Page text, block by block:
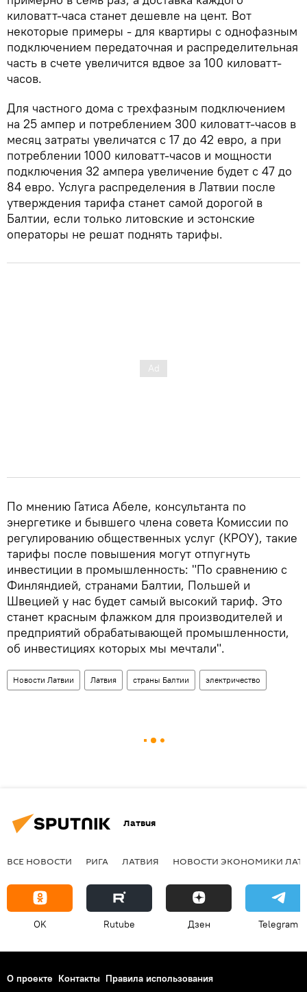
киловатт-часа станет дешевле на цент. Вот
некоторые примеры - для квартиры с однофазным
подключением передаточная и распределительная
часть в счете увеличится вдвое за 100 киловатт-
часов.
Для частного дома с трехфазным подключением
на 25 ампер и потреблением 300 киловатт-часов в
месяц затраты увеличатся с 17 до 42 евро, а при
потреблении 1000 киловатт-часов и мощности
подключения 32 ампера увеличение будет с 47 до
84 евро. Услуга распределения в Латвии после
утверждения тарифа станет самой дорогой в
Балтии, если только литовские и эстонские
операторы не решат поднять тарифы.
По мнению Гатиса Абеле, консультанта по
энергетике и бывшего члена совета Комиссии по
регулированию общественных услуг (КРОУ), такие
тарифы после повышения могут отпугнуть
инвестиции в промышленность: "По сравнению с
Финляндией, странами Балтии, Польшей и
Швецией у нас будет самый высокий тариф. Это
станет красным флажком для производителей и
предприятий обрабатывающей промышленности,
об инвестициях которых мы мечтали".
Новости Латвии Латвия страны Балтии электричество
Латвия
ВСЕ НОВОСТИ РИГА ЛАТВИЯ НОВОСТИ ЭКОНОМИКИ
OK Rutube Дзен Telegram
О проекте Контакты Правила использования